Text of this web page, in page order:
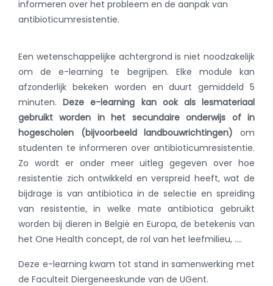
informeren over het probleem en de aanpak van
antibioticumresistentie.
Een wetenschappelijke achtergrond is niet noodzakelijk
om de e-learning te begrijpen. Elke module kan
afzonderlijk bekeken worden en duurt gemiddeld 5
minuten.Deze e-learning kan ook als lesmateriaal
gebruikt worden in het secundaire onderwijs of in
hogescholen (bijvoorbeeld landbouwrichtingen) om
studenten te informeren over antibioticumresistentie.
Zo wordt er onder meer uitleg gegeven over hoe
resistentie zich ontwikkeld en verspreid heeft, wat de
bijdrage is van antibiotica in de selectie en spreiding
van resistentie, in welke mate antibiotica gebruikt
worden bij dieren in België en Europa, de betekenis van
het One Health concept, de rol van het leefmilieu, ….
Deze e-learning kwam tot stand in samenwerking met
de Faculteit Diergeneeskunde van de UGent.